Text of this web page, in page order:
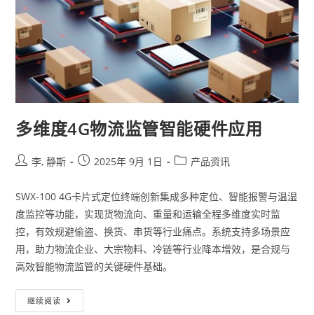
多维度4G物流监管智能硬件应用
李, 静斯 2025年 9月 1日 产品资讯
SWX-100 4G卡片式定位终端创新集成多种定位、智能报警与温湿
度监控等功能，实现货物流向、重量和运输全程多维度实时监
控，有效规避偷盗、换货、串货等行业痛点。系统支持多场景应
用，助力物流企业、大宗物料、冷链等行业降本增效，是合规与
高效智能物流监管的关键硬件基础。
继续阅读